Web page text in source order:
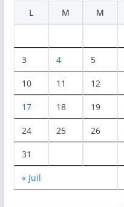
L
M M
3 4 5
10 11 12
17 18 19
24 25 26
31
« Juil